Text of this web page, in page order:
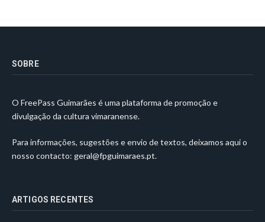
SOBRE
O FreePass Guimarães é uma plataforma de promoção e
divulgação da cultura vimaranense.
Para informações, sugestões e envio de textos, deixamos aqui o
nosso contacto: geral@fpguimaraes.pt.
ARTIGOS RECENTES